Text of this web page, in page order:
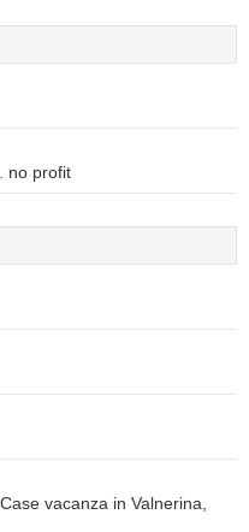
no profit
vacanza in Valnerina,